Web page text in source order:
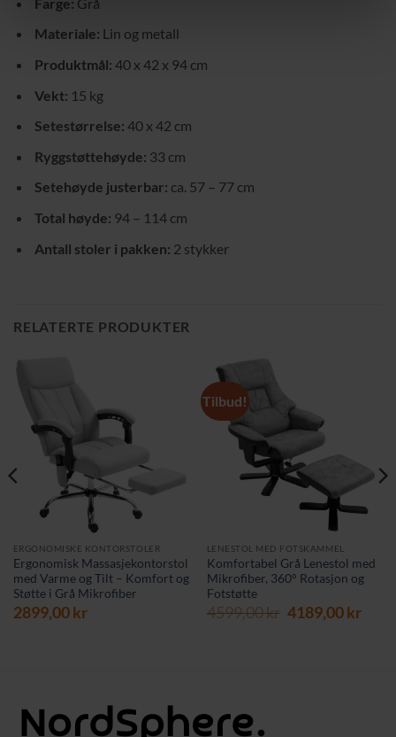
Materiale: Lin og metall
Produktmål: 40 x 42 x 94 cm
Vekt: 15 kg
Setestørrelse: 40 x 42 cm
Ryggstøttehøyde: 33 cm
Setehøyde justerbar: ca. 57 – 77 cm
Total høyde: 94 – 114 cm
Antall stoler i pakken: 2 stykker
RELATERTE PRODUKTER
ERGONOMISKE KONTORSTOLER
Ergonomisk Massasjekontorstol
med Varme og Tilt – Komfort og
Støtte i Grå Mikrofiber
2899,00kr
Tilbud!
LENESTOL MED FOTSKAMMEL
Komfortabel Grå Lenestol med
Mikrofiber, 360° Rotasjon og
Fotstøtte
4599,00kr Opprinnelig
4189,00kr